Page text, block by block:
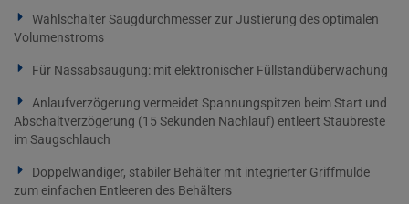
Wahlschalter Saugdurchmesser zur Justierung des optimalen
Volumenstroms
Für Nassabsaugung: mit elektronischer Füllstandüberwachung
Anlaufverzögerung vermeidet Spannungspitzen beim Start und
Abschaltverzögerung (15 Sekunden Nachlauf) entleert Staubreste
im Saugschlauch
Doppelwandiger, stabiler Behälter mit integrierter Griffmulde
zum einfachen Entleeren des Behälters